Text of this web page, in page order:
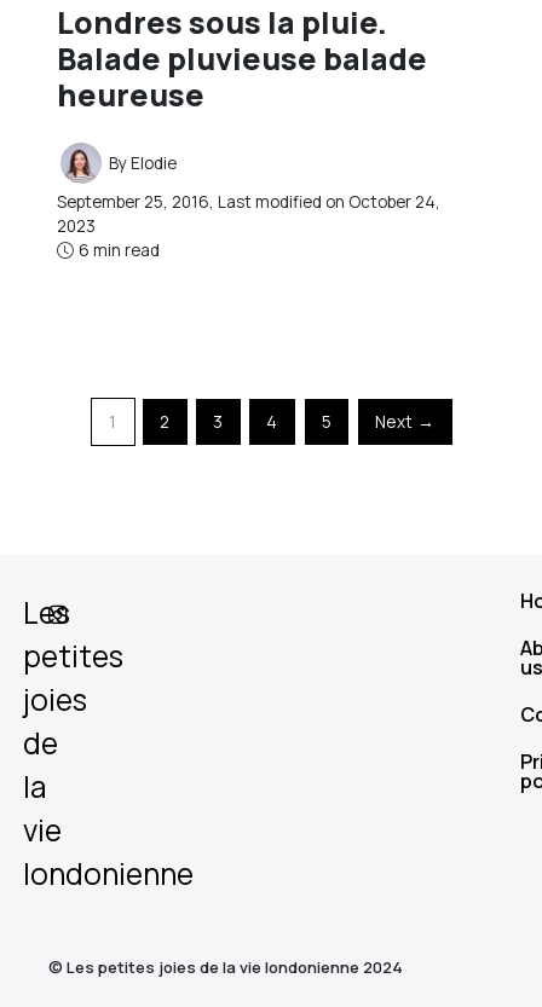
Londres sous la pluie.
Balade pluvieuse balade
heureuse
ByElodie
September 25, 2016, Last modified on October 24,
2023
6 min read
1 2 3 4 5 Next →
Les
petites
joies
de
la
vie
londonienne
us
© Les petites joies de la vie londonienne 2024